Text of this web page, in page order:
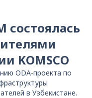
состоялась
KOMSCO
ODA-проекта по
в Узбекистане.